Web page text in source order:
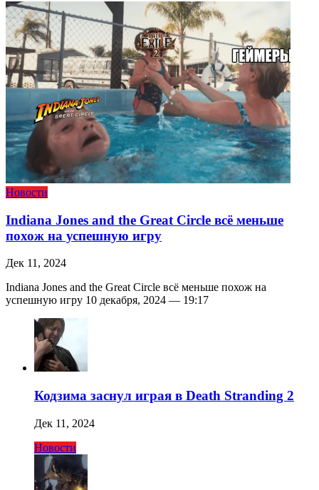
Новости
Indiana Jones and the Great Circle всё меньше
похож на успешную игру
Дек 11, 2024
Indiana Jones and the Great Circle всё меньше похож на
успешную игру 10 декабря, 2024 — 19:17
Кодзима заснул играя в Death Stranding 2
Дек 11, 2024
Новости